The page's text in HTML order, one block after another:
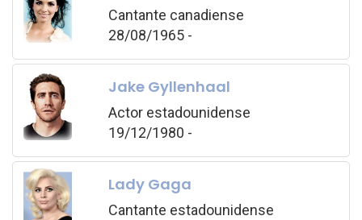
Cantante canadiense
28/08/1965 -
Jake Gyllenhaal
Actor estadounidense
19/12/1980 -
Lady Gaga
Cantante estadounidense